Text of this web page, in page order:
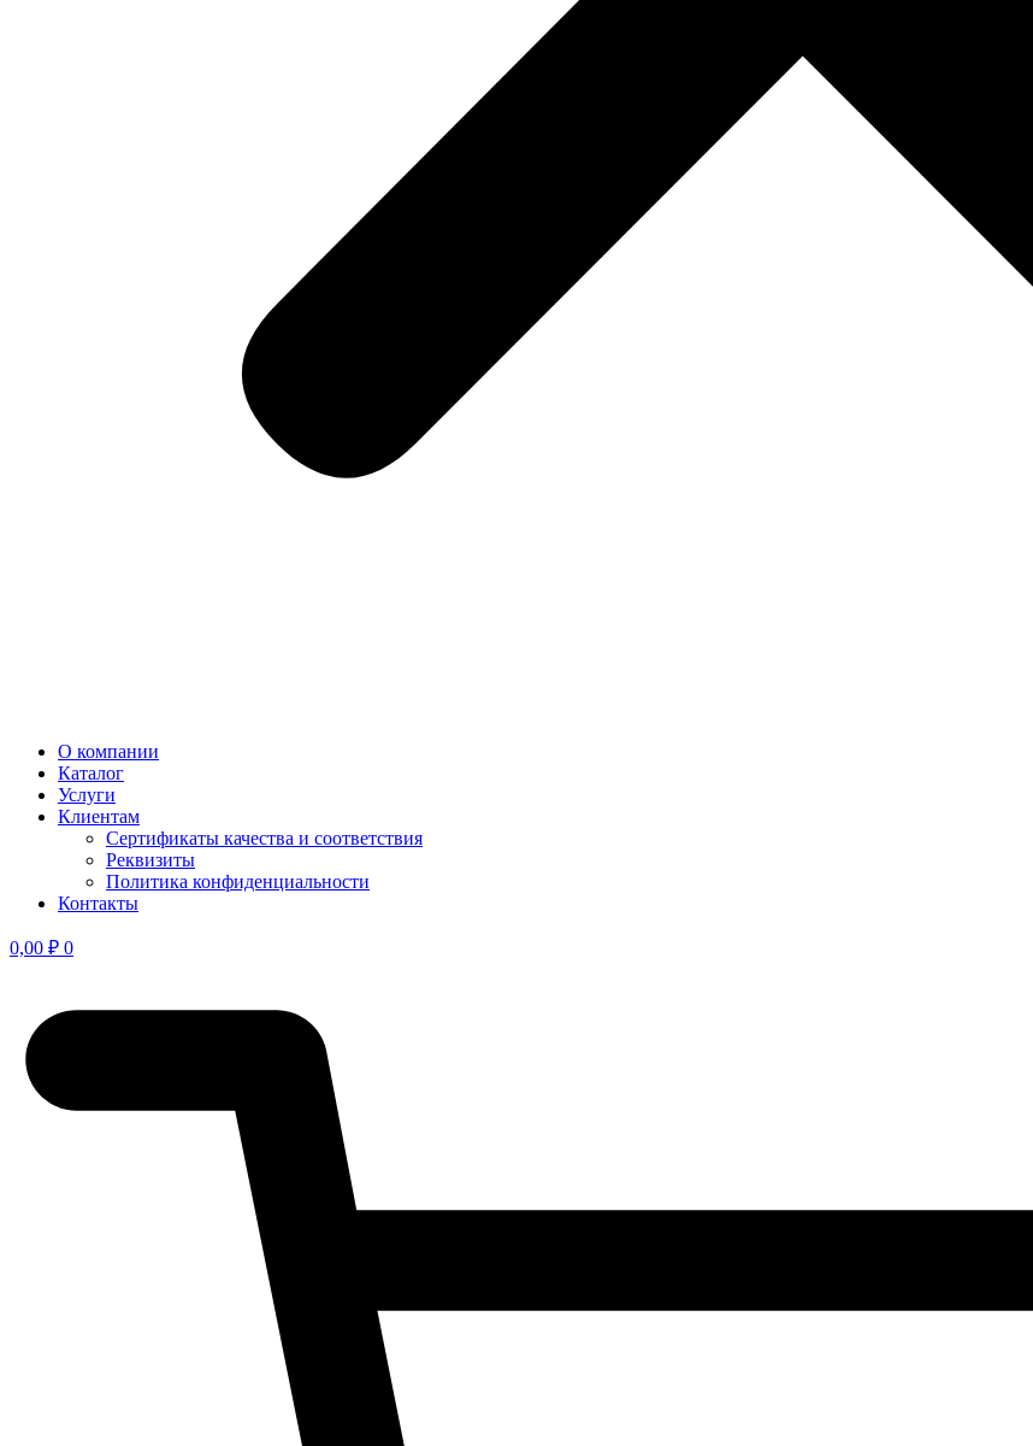
О компании
Каталог
Услуги
Клиентам
Сертификаты качества и соответствия
Реквизиты
Политика конфиден­циальности
Контакты
0,00 ₽ 0